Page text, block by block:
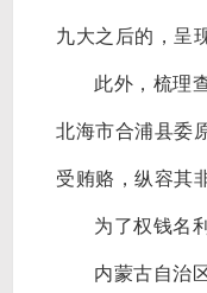
九大之后的，呈
此外，梳理
北海市合浦县委
受贿赂，纵容其
为了权钱名
内蒙古自治